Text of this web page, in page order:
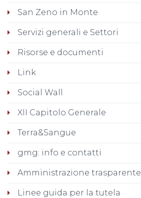
San Zeno in Monte
Servizi generali e Settori
Risorse e documenti
Link
Social Wall
XII Capitolo Generale
Terra&Sangue
gmg: info e contatti
Amministrazione trasparente
Linee guida per la tutela